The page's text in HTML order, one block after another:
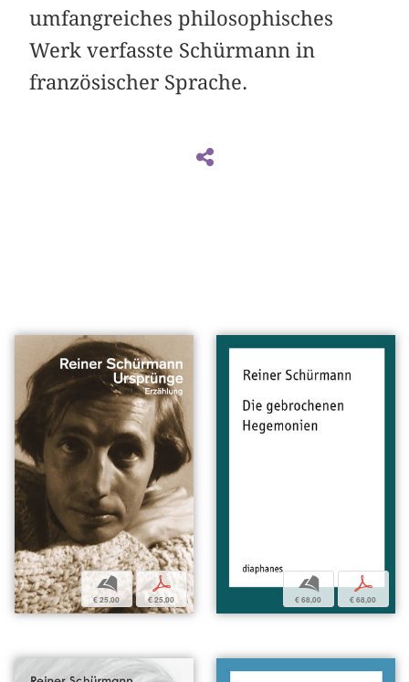
umfangreiches philosophisches
Werk verfasste Schürmann in
französischer Sprache.
b
€ 25,00
p
€ 25,00
b
€ 68,00
p
€ 68,00